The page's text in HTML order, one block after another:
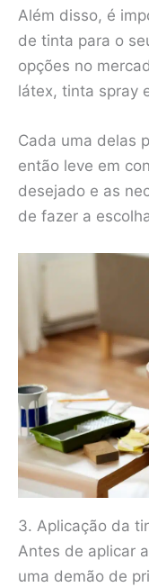
Além disso, é
de tinta para o
opções no
látex, tinta spray
Cada uma delas
então leve em
desejado e as
de fazer a
3. Aplicação da
Antes de aplicar
uma demão de